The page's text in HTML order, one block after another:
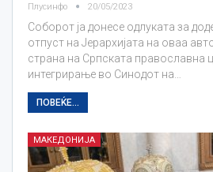
Плусинфо 20/05/2023
Соборот ја донесе одлуката за
отпуст на Јерархијата на оваа
страна на Српската православна
интегрирање во Синодот на…
ПОВЕЌЕ...
МАКЕДОНИЈА